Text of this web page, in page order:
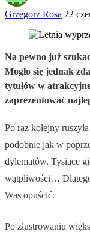
Grzegorz Rosa 22
Na pewno już
Mogło się jednak
tytułów w
zaprezentować
Po raz kolejny
podobnie jak w
dylematów. Tysiące
wątpliwości…
Was opuścić.
Po zlustrowaniu